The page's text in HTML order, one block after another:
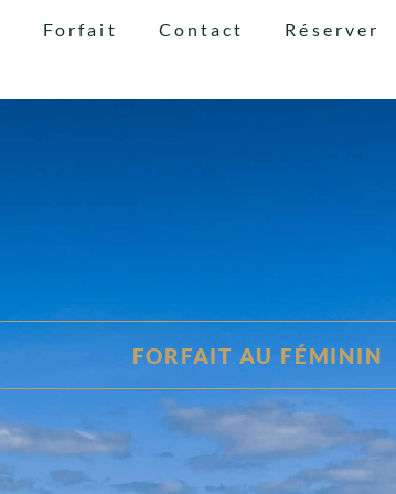
Forfait Contact Réserver
FORFAIT AU FÉMININ